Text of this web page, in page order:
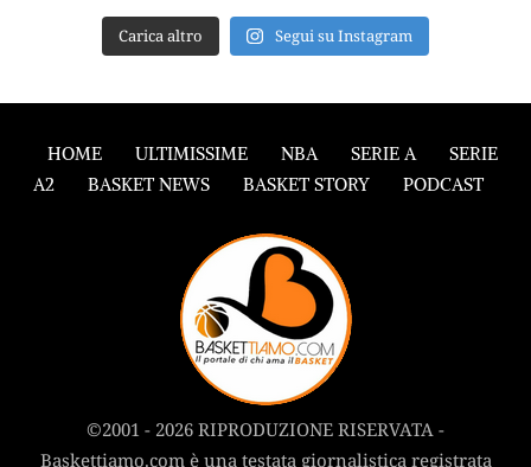
Carica altro Segui su Instagram
HOME ULTIMISSIME NBA SERIE A
SERIE
A2
BASKET NEWS BASKET STORY PODCAST
©2001 - 2026 RIPRODUZIONE RISERVATA -
Baskettiamo.com è una testata giornalistica registrata